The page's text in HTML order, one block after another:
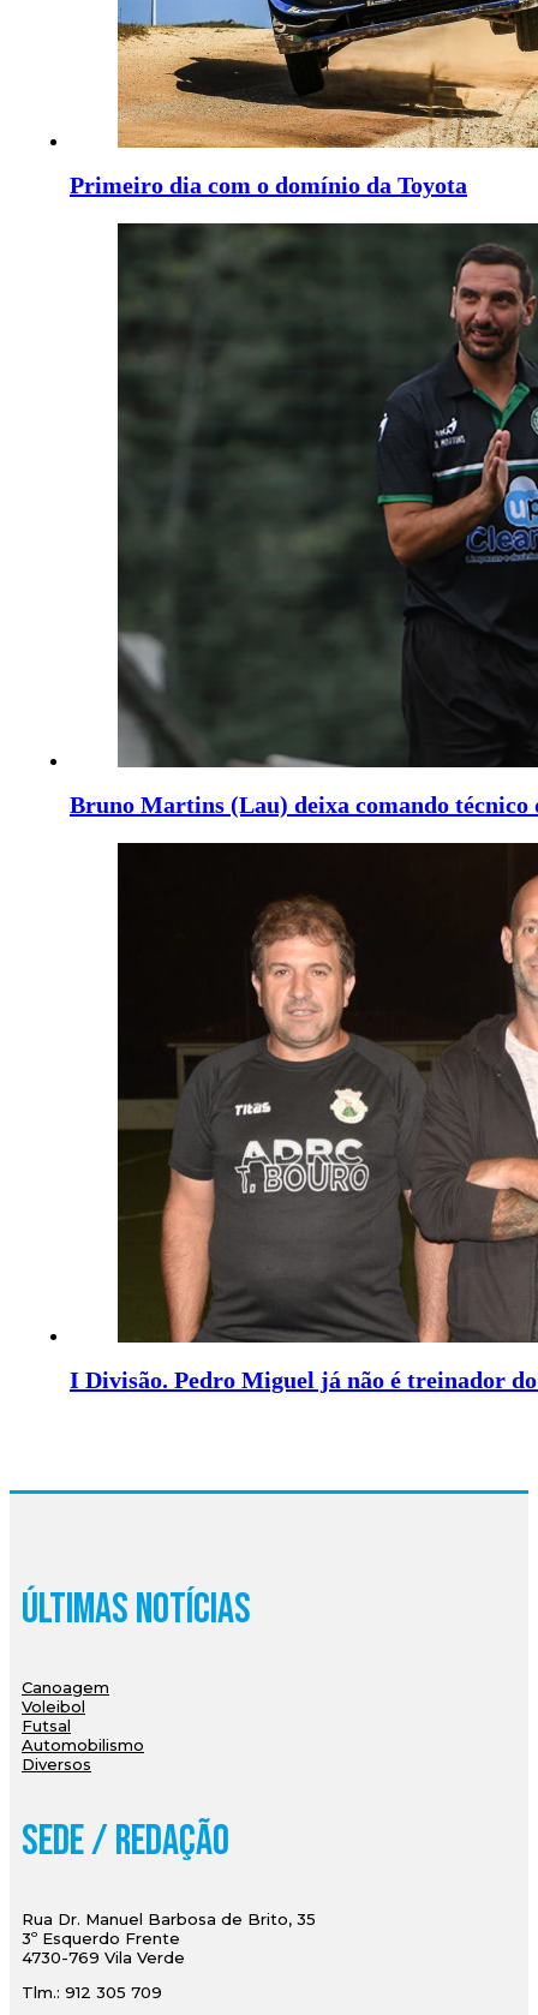
Primeiro dia com o domínio da Toyota
Bruno Martins (Lau) deixa comando técnico
I Divisão. Pedro Miguel já não é treinador
Últimas Notícias
Canoagem
Voleibol
Futsal
Automobilismo
Diversos
Sede / Redação
Rua Dr. Manuel Barbosa de Brito, 35
3º Esquerdo Frente
4730-769 Vila Verde
Tlm.: 912 305 709